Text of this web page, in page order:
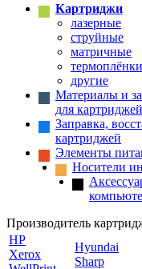
Картриджи
лазерные
струйные
матричные
термоплёнки
другие
Материалы и
для картриджей
Заправка,
картриджей
Элементы
Носители
Производитель
HP
Xerox
Hyundai
Sharp